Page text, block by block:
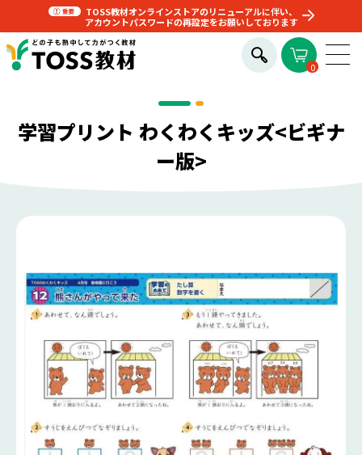
TOSS教材オンラインストアのリニューアルに伴い、
アカウントパスワードの再設定をお願いしております
0
学習プリント わくわくキッズ<ビギナ
ー版>